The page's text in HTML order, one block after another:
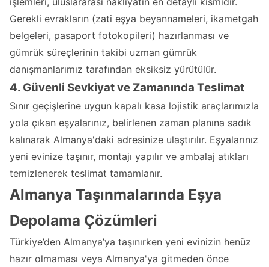
Gerekli evrakların (zati eşya beyannameleri, ikametgah
belgeleri, pasaport fotokopileri) hazırlanması ve
gümrük süreçlerinin takibi uzman gümrük
danışmanlarımız tarafından eksiksiz yürütülür.
4. Güvenli Sevkiyat ve Zamanında Teslimat
Sınır geçişlerine uygun kapalı kasa lojistik araçlarımızla
yola çıkan eşyalarınız, belirlenen zaman planına sadık
kalınarak Almanya'daki adresinize ulaştırılır. Eşyalarınız
yeni evinize taşınır, montajı yapılır ve ambalaj atıkları
temizlenerek teslimat tamamlanır.
Almanya Taşınmalarında Eşya
Depolama Çözümleri
Türkiye’den Almanya’ya taşınırken yeni evinizin henüz
hazır olmaması veya Almanya'ya gitmeden önce